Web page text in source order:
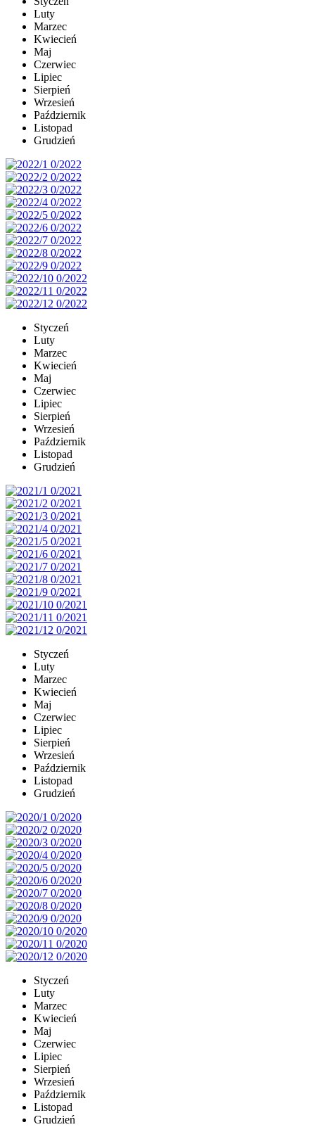
Luty
Marzec
Kwiecień
Maj
Czerwiec
Lipiec
Sierpień
Wrzesień
Październik
Listopad
Grudzień
Styczeń
Luty
Marzec
Kwiecień
Maj
Czerwiec
Lipiec
Sierpień
Wrzesień
Październik
Listopad
Grudzień
Styczeń
Luty
Marzec
Kwiecień
Maj
Czerwiec
Lipiec
Sierpień
Wrzesień
Październik
Listopad
Grudzień
Styczeń
Luty
Marzec
Kwiecień
Maj
Czerwiec
Lipiec
Sierpień
Wrzesień
Październik
Listopad
Grudzień